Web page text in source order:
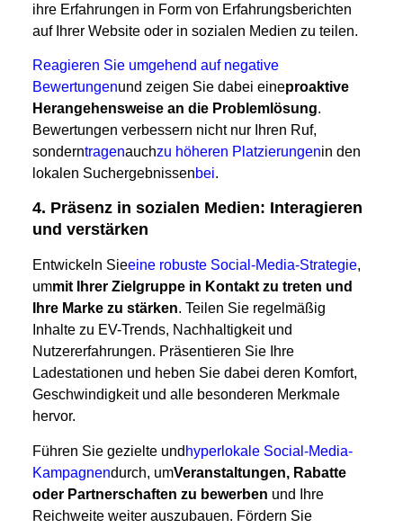
ihre Erfahrungen in Form von Erfahrungsberichten
auf Ihrer Website oder in sozialen Medien zu teilen.
Reagieren Sie umgehend auf negative
Bewertungenund zeigen Sie dabei eineproaktive
Herangehensweise an die Problemlösung.
Bewertungen verbessern nicht nur Ihren Ruf,
sonderntragenauchzu höheren Platzierungenin den
lokalen Suchergebnissenbei.
4. Präsenz in sozialen Medien: Interagieren
und verstärken
Entwickeln Sieeine robuste Social-Media-Strategie,
ummit Ihrer Zielgruppe in Kontakt zu treten und
Ihre Marke zu stärken. Teilen Sie regelmäßig
Inhalte zu EV-Trends, Nachhaltigkeit und
Nutzererfahrungen. Präsentieren Sie Ihre
Ladestationen und heben Sie dabei deren Komfort,
Geschwindigkeit und alle besonderen Merkmale
hervor.
Führen Sie gezielte und hyperlokale Social-Media-
Kampagnendurch, umVeranstaltungen, Rabatte
oder Partnerschaften zu bewerben und Ihre
Reichweite weiter auszubauen. Fördern Sie